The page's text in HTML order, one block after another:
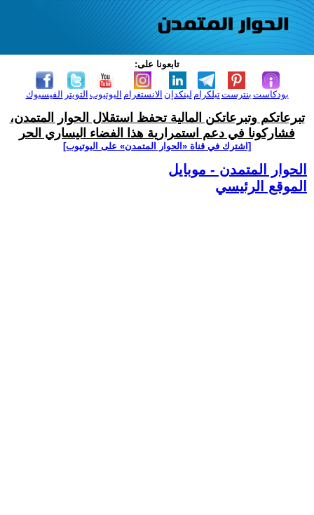
تابعونا على:
الفيسبوك التويتر اليوتيوب الانستغرام لينكدإن تيلكرامبنترست بودكاست
تبرعاتكم وتبرعاتكن المالية تحفظ استقلال الحوار المتمدن،
فشاركونا في دعم استمرارية هذا الفضاء اليساري الحر
[اشترك في قناة ‫«الحوار المتمدن» على اليوتيوب]
الحوار المتمدن - موبايل
الموقع الرئيسي